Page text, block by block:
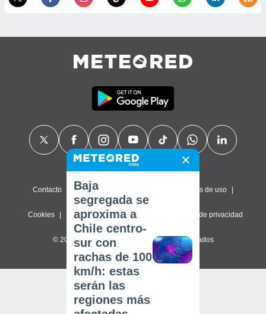
Contacto Sobre nosotros Términos de uso
Cookies Política de privacidad Configuración de privacidad
© 2026 Meteored. Todos los derechos reservados
Baja
segregada se
aproxima a
Chile centro-
sur con
rachas de 100
km/h: estas
serán las
regiones más